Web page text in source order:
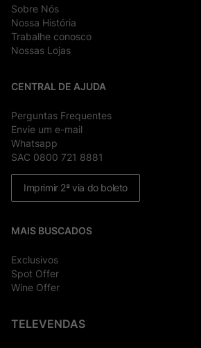
Sobre Nós
Nossa História
Trabalhe conosco
Nossas Lojas
CENTRAL DE AJUDA
Perguntas Frequentes
Envie um e-mail
Whatsapp
SAC 0800 721 8881
Imprimir 2ª via do boleto
MAIS BUSCADOS
Exclusivos
Spot Offer
Wine Offer
TELEVENDAS